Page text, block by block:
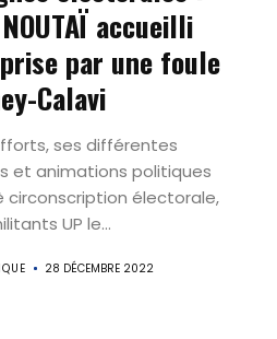
accueilli
par une foule
Calavi
ses différentes
et animations politiques
circonscription électorale,
UP le...
28 DÉCEMBRE 2022